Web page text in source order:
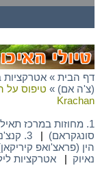
דף הבית » אטרקציות
(צ'ה אם) »
Krachan
1. מחוזות במרכז תאילנד – כללי
סונגקראם) | 3. קנצ'נבורי
הין (פראצ'ואפ
נאיוק | אטרקציות